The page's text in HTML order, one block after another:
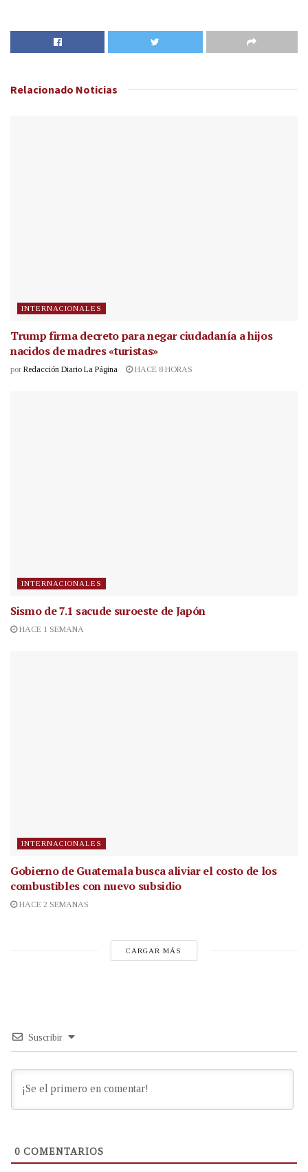
Relacionado Noticias
INTERNACIONALES
Trump firma decreto para negar ciudadanía a hijos
nacidos de madres «turistas»
por Redacción Diario La Página HACE 8 HORAS
INTERNACIONALES
Sismo de 7.1 sacude suroeste de Japón
HACE 1 SEMANA
INTERNACIONALES
Gobierno de Guatemala busca aliviar el costo de los
combustibles con nuevo subsidio
HACE 2 SEMANAS
CARGAR MÁS
Suscribir
0 COMENTARIOS